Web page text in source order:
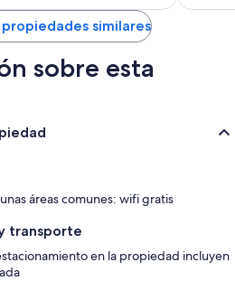
essimilares
sobre esta
áreas comunes: wifi gratis
transporte
en la propiedad incluyen